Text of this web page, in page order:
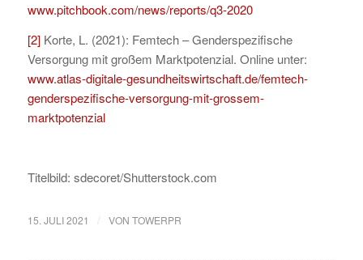
www.pitchbook.com/news/reports/q3-2020
[2]Korte, L. (2021): Femtech – Genderspezifische
Versorgung mit großem Marktpotenzial. Online unter:
www.atlas-digitale-gesundheitswirtschaft.de/femtech-
genderspezifische-versorgung-mit-grossem-
marktpotenzial
Titelbild: sdecoret/Shutterstock.com
15. JULI 2021 / VON TOWERPR